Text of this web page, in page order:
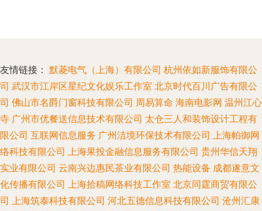
友情链接： 默菱电气（上海）有限公司 杭州依如新服饰有限公
司 武汉市江岸区星纪文化娱乐工作室 北京时代百川广告有限公
司 佛山市名爵门窗科技有限公司 周易算命 海南电影网 温州江心
寺 广州市优餐送信息技术有限公司 太仓三人和装饰设计工程有
限公司 互联网信息服务 广州洁境环保技术有限公司 上海帕御网
络科技有限公司 上海果投金融信息服务有限公司 贵州华信天翔
实业有限公司 云南兴边惠民茶业有限公司 热能设备 成都遂意文
化传播有限公司 上海拾稿网络科技工作室 北京同霆商贸有限公
司 上海筑泰科技有限公司 河北五德信息科技有限公司 沧州汇康